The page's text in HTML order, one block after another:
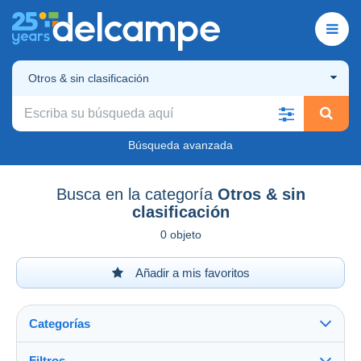
Otros & sin clasificación
Búsqueda avanzada
Busca en la categoría Otros & sin
clasificación
0 objeto
Añadir a mis favoritos
Categorías